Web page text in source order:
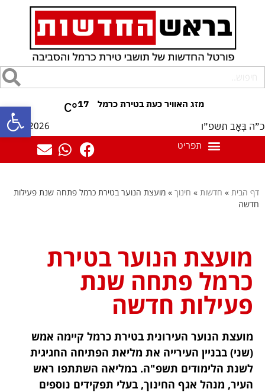
פתח 17
°C
כ״ה בְּאָב תשפ״ו 08/08/2026
דף הבית » חדשות » חינוך » מועצת הנוער בטירת כרמל פתחה שנת פעילות
חדשה
מועצת הנוער בטירת
כרמל פתחה שנת
פעילות חדשה
מועצת הנוער העירונית בטירת כרמל קיימה אמש
(שני) בבניין העירייה את מליאת הפתיחה החגיגית
לשנת הלימודים תשפ"ה. במליאה השתתפו ראש
העיר, מנהל אגף החינוך, בעלי תפקידים נוספים